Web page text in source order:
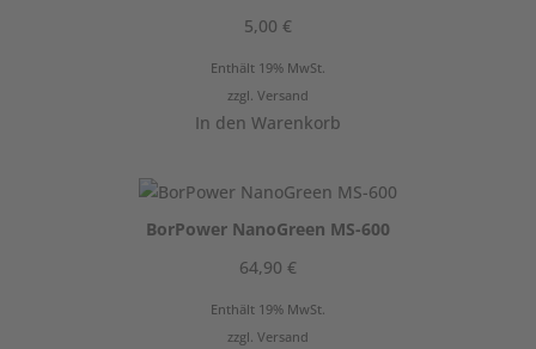
5,00 €
Enthält 19% MwSt.
zzgl. Versand
In den Warenkorb
BorPower NanoGreen MS-600
64,90 €
Enthält 19% MwSt.
zzgl. Versand